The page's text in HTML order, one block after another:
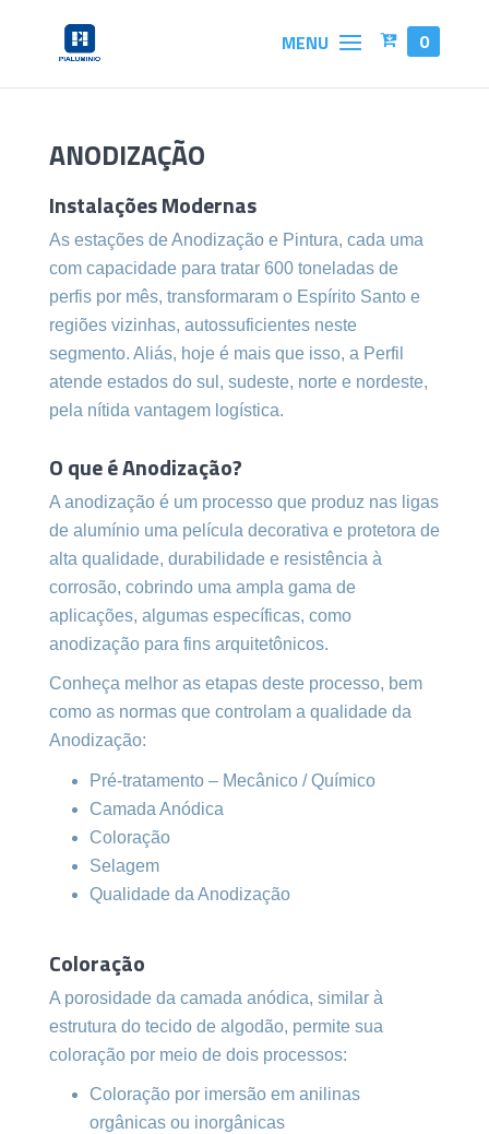
0
ANODIZAÇÃO
Instalações Modernas
As estações de Anodização e Pintura, cada uma
com capacidade para tratar 600 toneladas de
perfis por mês, transformaram o Espírito Santo e
regiões vizinhas, autossuficientes neste
segmento. Aliás, hoje é mais que isso, a Perfil
atende estados do sul, sudeste, norte e nordeste,
pela nítida vantagem logística.
O que é Anodização?
A anodização é um processo que produz nas ligas
de alumínio uma película decorativa e protetora de
alta qualidade, durabilidade e resistência à
corrosão, cobrindo uma ampla gama de
aplicações, algumas específicas, como
anodização para fins arquitetônicos.
Conheça melhor as etapas deste processo, bem
como as normas que controlam a qualidade da
Anodização:
Pré-tratamento – Mecânico / Químico
Camada Anódica
Coloração
Selagem
Qualidade da Anodização
Coloração
A porosidade da camada anódica, similar à
estrutura do tecido de algodão, permite sua
coloração por meio de dois processos:
Coloração por imersão em anilinas
orgânicas ou inorgânicas